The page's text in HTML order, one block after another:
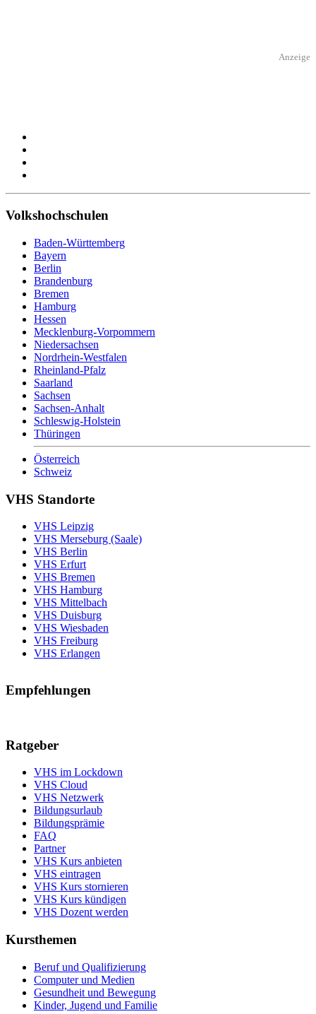
Anzeige
Volkshochschulen
Baden-Württemberg
Bayern
Berlin
Brandenburg
Bremen
Hamburg
Hessen
Mecklenburg-Vorpommern
Niedersachsen
Nordrhein-Westfalen
Rheinland-Pfalz
Saarland
Sachsen
Sachsen-Anhalt
Schleswig-Holstein
Thüringen
Österreich
Schweiz
VHS Standorte
VHS Leipzig
VHS Merseburg (Saale)
VHS Berlin
VHS Erfurt
VHS Bremen
VHS Hamburg
VHS Mittelbach
VHS Duisburg
VHS Wiesbaden
VHS Freiburg
VHS Erlangen
Empfehlungen
Ratgeber
VHS im Lockdown
VHS Cloud
VHS Netzwerk
Bildungsurlaub
Bildungsprämie
FAQ
Partner
VHS Kurs anbieten
VHS eintragen
VHS Kurs stornieren
VHS Kurs kündigen
VHS Dozent werden
Kursthemen
Beruf und Qualifizierung
Computer und Medien
Gesundheit und Bewegung
Kinder, Jugend und Familie